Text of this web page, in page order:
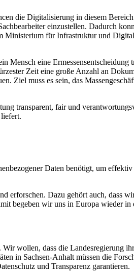
die Digitalisierung in diesem
einzustellen. Dadurch
Ministerium für Infrastruktur und
Mensch eine Ermessensentscheidung
Zeit eine große Anzahl an
Ziel muss es sein, das
transparent, fair und
Daten benötigt, um
erforschen. Dazu gehört auch, dass
begeben wir uns in Europa wieder in
wollen, dass die Landesregierung
in Sachsen-Anhalt müssen die
und Transparenz garantieren.